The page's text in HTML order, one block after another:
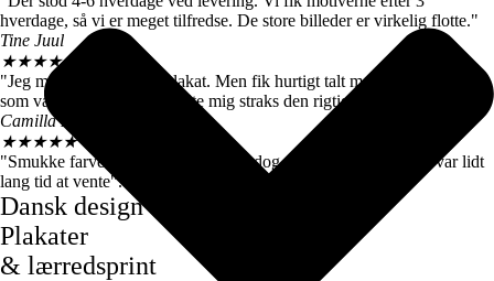
hverdage, så vi er meget tilfredse. De store billeder er virkelig flotte."
Tine Juul
★★★★★
"Jeg modtog en forkert plakat. Men fik hurtigt talt med kundeservice
som var super søde og sendte mig straks den rigtige".
Camilla Høj
★★★★★
"Smukke farver og motiver, de kom dog først efter 7 dage, det var lidt
lang tid at vente".
Dansk design
Plakater
& lærredsprint